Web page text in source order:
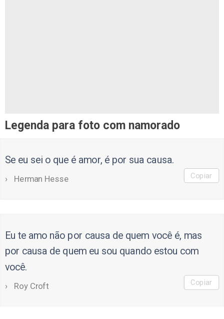
Legenda para foto com namorado
Se eu sei o que é amor, é por sua causa.
Herman Hesse Copiar
Eu te amo não por causa de quem você é, mas
por causa de quem eu sou quando estou com
você.
Roy Croft Copiar